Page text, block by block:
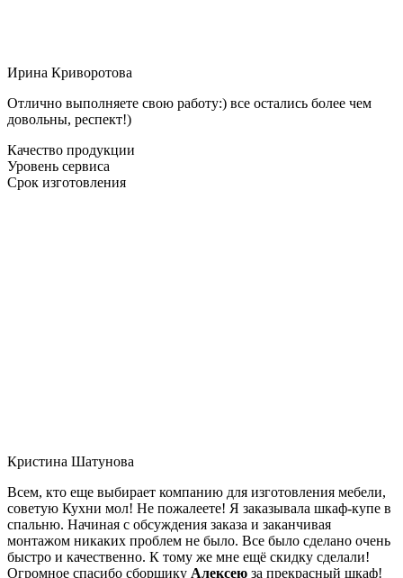
Ирина Криворотова
Отлично выполняете свою работу:) все остались более чем
довольны, респект!)
Качество продукции
Уровень сервиса
Срок изготовления
Кристина Шатунова
Всем, кто еще выбирает компанию для изготовления мебели,
советую Кухни мол! Не пожалеете! Я заказывала шкаф-купе в
спальню. Начиная с обсуждения заказа и заканчивая
монтажом никаких проблем не было. Все было сделано очень
быстро и качественно. К тому же мне ещё скидку сделали!
Огромное спасибо сборщику Алексею за прекрасный шкаф!